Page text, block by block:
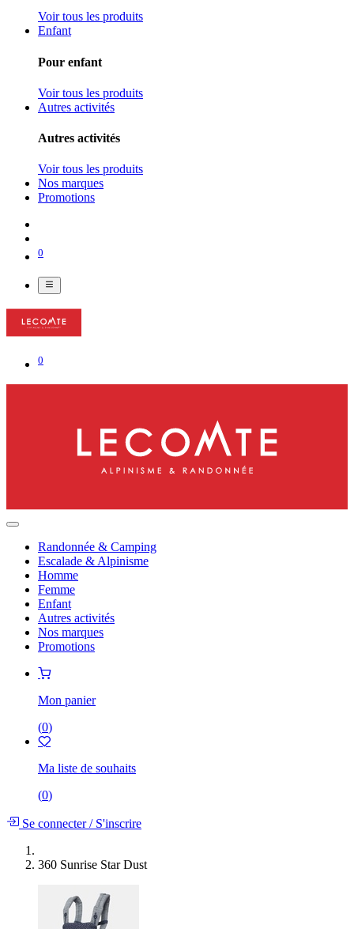
Voir tous les produits
Enfant
Pour enfant
Voir tous les produits
Autres activités
Autres activités
Voir tous les produits
Nos marques
Promotions
0
0
Randonnée & Camping
Escalade & Alpinisme
Homme
Femme
Enfant
Autres activités
Nos marques
Promotions
Mon panier
(0)
Ma liste de souhaits
(0)
Se connecter/S'inscrire
360 Sunrise Star Dust